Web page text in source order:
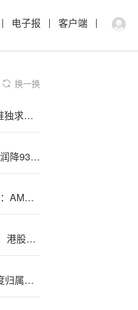
电子报 客户端
换一换
华.尔街,希望AI人人皆可用 唯独求职者不行
恒宝股份;第三季度归母净利润降93%至194万元
城楼网|金融助力房地产发展：AMC积极‘参’与纾困，REITs构建闭环模式
A股绝地反击！创新;药爆发，港股通创新药ETF放量上探3.37%强势领跑！生猪价格显著回升，农牧渔ETF收涨超1%
雅本化学：2025;年第三季:度归属于上市公司股东的净利润同比增长137.23%